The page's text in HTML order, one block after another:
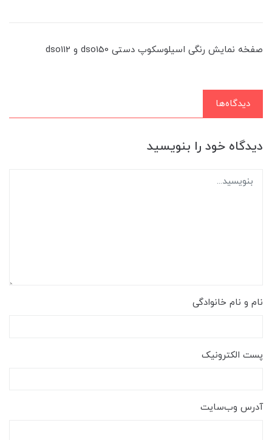
صفخه نمایش رنگی اسیلوسکوپ دستی dso150 و dso112
دیدگاه‌ها
دیدگاه خود را بنویسید
نام و نام خانوادگی
پست الکترونیک
آدرس وب‌سایت